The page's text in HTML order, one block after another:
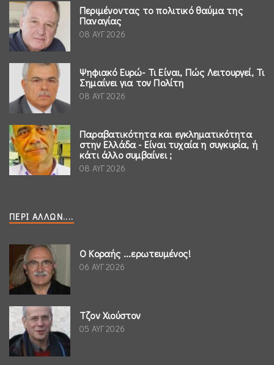
Περιμένοντας το πολιτικό θαύμα της
Παναγίας
08 ΑΥΓ 2026
Ψηφιακό Ευρώ- Τι Είναι, Πώς Λειτουργεί, Τι
Σημαίνει για τον Πολίτη
08 ΑΥΓ 2026
Παραβατικότητα και εγκληματικότητα
στην Ελλάδα - Είναι τυχαία η συγκυρία, ή
κάτι άλλο συμβαίνει ;
08 ΑΥΓ 2026
ΠΕΡΊ ΆΛΛΩΝ....
Ο Κοραής ...ερωτευμένος!
06 ΑΥΓ 2026
Τζον Χιούστον
05 ΑΥΓ 2026